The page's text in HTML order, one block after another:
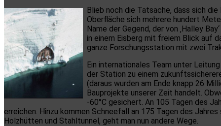
Blieb noch die Tatsache, dass sich
Oberfläche sich mehrere hundert
Name der Gegend, der von ‚Halley
in einem Eisberg mit freiem Blick auf
ganze Forschungsstation mit zwei
Ein internationales Team unter
der Station zu einem
(daraus wurden am Ende knapp 26
Bauprojekte unserer Zeit handelt.
-60°C gesichert. An 105 Tagen des
erreichen. Hinzu kommen Schneefall an 175 Tagen des
Holzhütten und Stahltunnel, geht man nun andere Wege.